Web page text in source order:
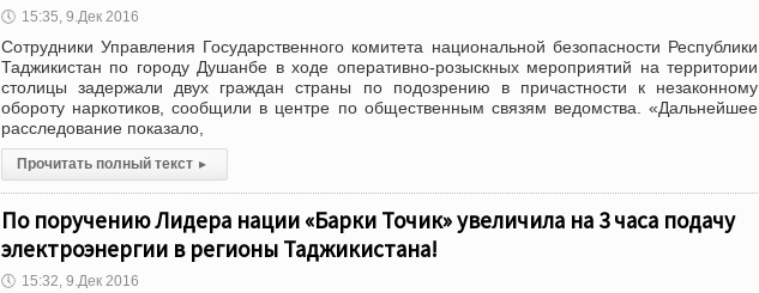
🕔 15:35, 9.Дек 2016
Сотрудники Управления Государственного комитета национальной безопасности Республики
Таджикистан по городу Душанбе в ходе оперативно-розыскных мероприятий на территории
столицы задержали двух граждан страны по подозрению в причастности к незаконному
обороту наркотиков, сообщили в центре по общественным связям ведомства. «Дальнейшее
расследование показало,
Прочитать полный текст ▸
По поручению Лидера нации «Барки Точик» увеличила на 3 часа подачу
электроэнергии в регионы Таджикистана!
🕔 15:32, 9.Дек 2016